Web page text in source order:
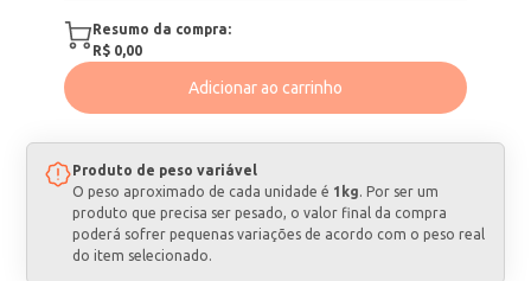
Resumo da compra:
R$ 0,00
Adicionar ao carrinho
Produto de peso variável
O peso aproximado de cada unidade é 1kg. Por ser um
produto que precisa ser pesado, o valor final da compra
poderá sofrer pequenas variações de acordo com o peso real
do item selecionado.